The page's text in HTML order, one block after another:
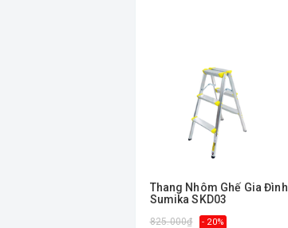
Thang Nhôm Ghế Gia Đình
Sumika SKD03
825.000₫ - 20%